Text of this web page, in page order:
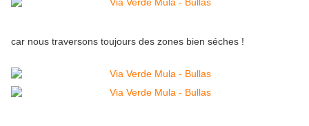
car nous traversons toujours des zones bien séches !